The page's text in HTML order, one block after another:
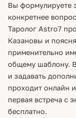
Вы формулируете
конкретнее
Таролог Astro7
Казановы и
применительно
общему шаблону.
и задавать
проходит онлайн
первая встреча с
бесплатно.